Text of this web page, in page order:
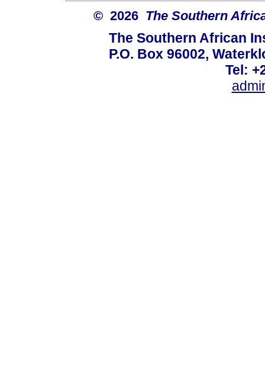
© 2026 The Southern
The Southern African
P.O. Box 96002,
Tel: